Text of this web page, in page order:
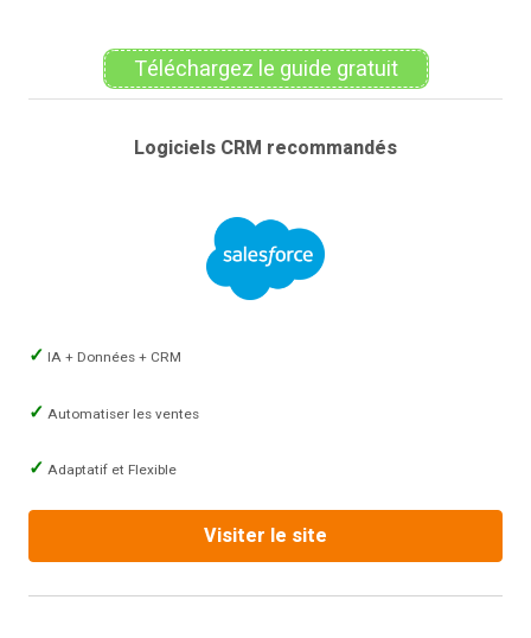
Téléchargez le guide gratuit
Logiciels CRM recommandés
IA + Données + CRM
Automatiser les ventes
Adaptatif et Flexible
Visiter le site